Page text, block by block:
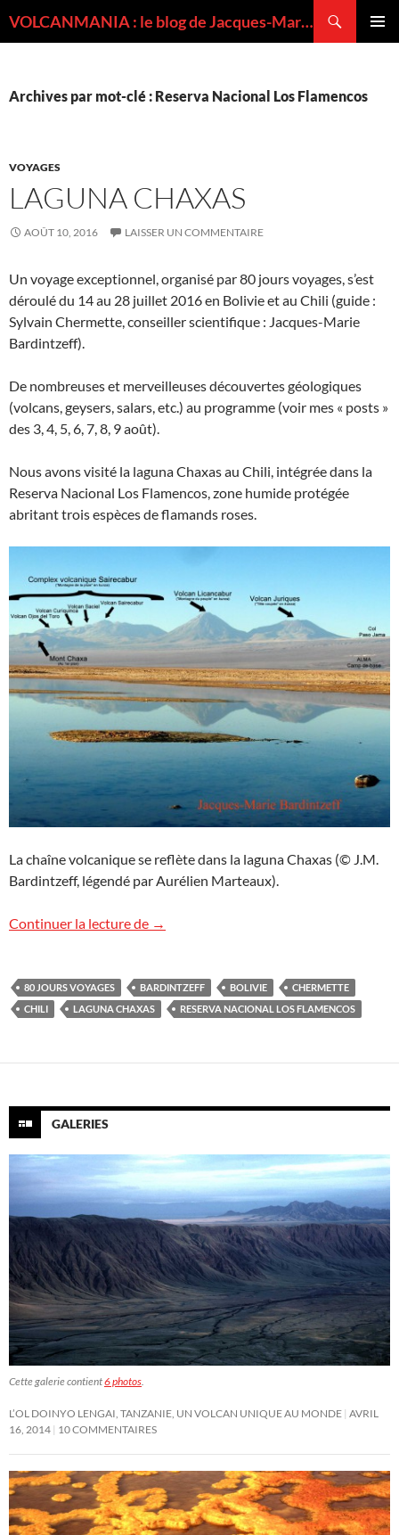
VOLCANMANIA : le blog de Jacques-Marie BARDINTZEFF, volcanologue
Archives par mot-clé : Reserva Nacional Los Flamencos
VOYAGES
LAGUNA CHAXAS
AOÛT 10, 2016 LAISSER UN COMMENTAIRE
Un voyage exceptionnel, organisé par 80 jours voyages, s’est
déroulé du 14 au 28 juillet 2016 en Bolivie et au Chili (guide :
Sylvain Chermette, conseiller scientifique : Jacques-Marie
Bardintzeff).
De nombreuses et merveilleuses découvertes géologiques
(volcans, geysers, salars, etc.) au programme (voir mes « posts »
des 3, 4, 5, 6, 7, 8, 9 août).
Nous avons visité la laguna Chaxas au Chili, intégrée dans la
Reserva Nacional Los Flamencos, zone humide protégée
abritant trois espèces de flamands roses.
La chaîne volcanique se reflète dans la laguna Chaxas (© J.M.
Bardintzeff, légendé par Aurélien Marteaux).
Continuer la lecture de Laguna Chaxas
→
80 JOURS VOYAGES BARDINTZEFF BOLIVIE
CHERMETTE
CHILI
LAGUNA CHAXAS RESERVA NACIONAL LOS FLAMENCOS
GALERIES
Cette galerie contient6 photos
L’OL DOINYO LENGAI, TANZANIE, UN VOLCAN UNIQUE AU MONDE AVRIL
16, 2014 10 COMMENTAIRES